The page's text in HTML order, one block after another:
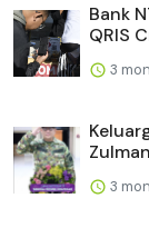
Bank
QRIS
3
3